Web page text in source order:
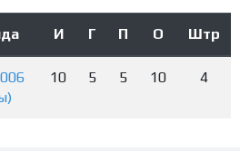
И Г П О Штр
10 5 5 10 4